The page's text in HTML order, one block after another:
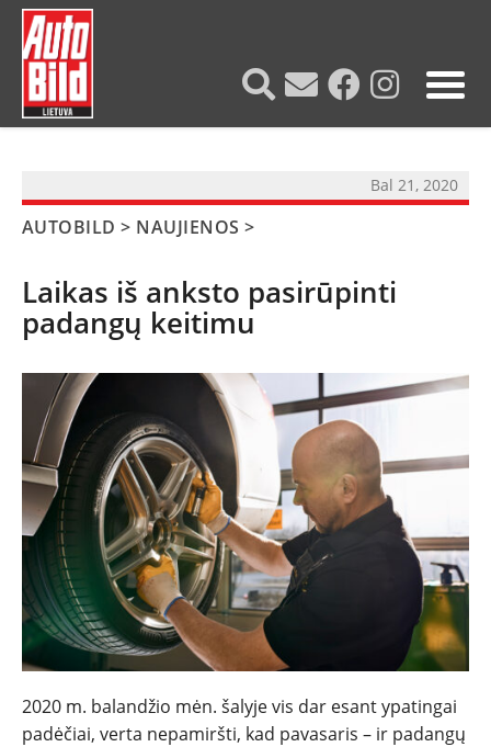
NAUJIENOS
TESTAI
NAUJI
NAUDOTI
Bal 21, 2020
AUTOBILD > NAUJIENOS >
Laikas iš anksto pasirūpinti
padangų keitimu
2020 m. balandžio mėn. šalyje vis dar esant ypatingai
padėčiai, verta nepamiršti, kad pavasaris – ir padangų